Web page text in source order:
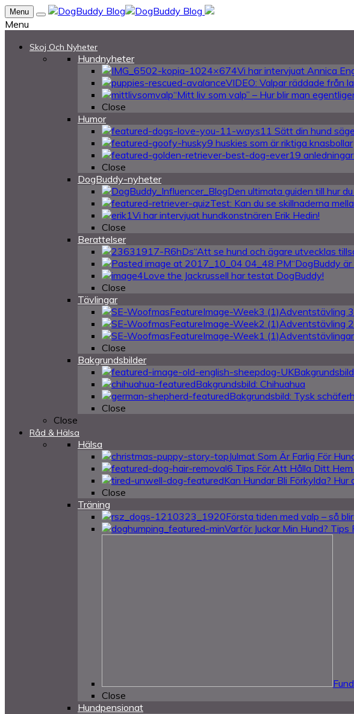
Menu
Menu
Skoj Och Nyheter
Hundnyheter
Vi har intervjuat Annica
VIDEO: Valpar räddade från
“Mitt liv som valp” – Hur blir man
Close
Humor
11 Sätt din hund
9 huskies som är riktiga knasbollar
19
Close
DogBuddy-nyheter
Den ultimata guiden till hur
Test: Kan du se skillnaderna
Vi har intervjuat hundkonstnären Erik Hedin!
Close
Berattelser
“Att se hund och ägare utvecklas
“DogBuddy
Love the Jackrussell har testat DogBuddy!
Close
Tävlingar
Adventstävling
Adventstävling
Close
Bakgrundsbilder
Bakgrundsbild: Chihuahua
Bakgrundsbild: Tysk
Close
Close
Råd & Hälsa
Hälsa
Julmat Som Är Farlig För
6 Tips För Att Hålla Ditt
Kan Hundar Bli Förkylda?
Close
Träning
Första tiden med valp – så
Varför Juckar Min Hund?
Close
Hundpensionat